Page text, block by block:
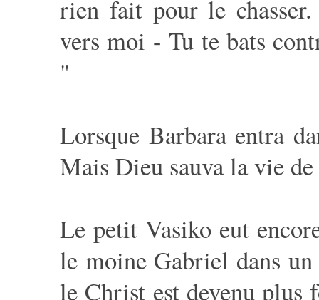
rien fait pour le
vers moi - Tu te bats
"
Lorsque Barbara entra
Mais Dieu sauva la vie
Le petit Vasiko eut
le moine Gabriel dans
le Christ est devenu